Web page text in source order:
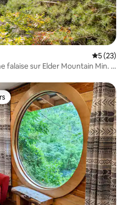
5 (23)
falaise sur Elder Mountain Min. à